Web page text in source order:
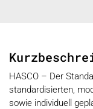
HASCO – Der
standardisierten,
sowie individuell